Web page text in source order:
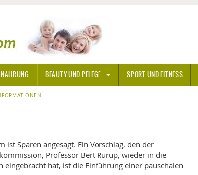
- HEILSTEINE
BEAUTY UND PFLEGE SPORT UND FITNESS
ist Sparen angesagt. Ein Vorschlag, den der
Professor Bert Rürup, wieder in die
eingebracht hat, ist die Einführung einer pauschalen